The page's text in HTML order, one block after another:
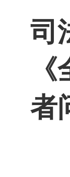
司
者